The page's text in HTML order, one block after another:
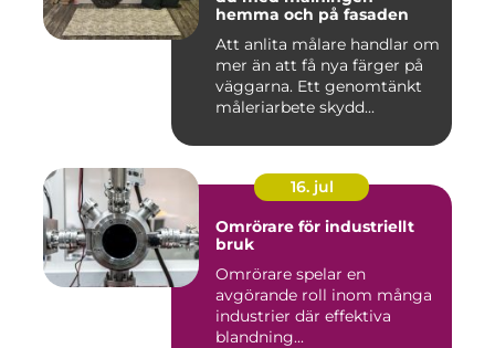
hemma och på fasaden
Att anlita målare handlar om
mer än att få nya färger på
väggarna. Ett genomtänkt
måleriarbete skydd...
16. jul
Omrörare för industriellt
bruk
Omrörare spelar en
avgörande roll inom många
industrier där effektiva
blandning...